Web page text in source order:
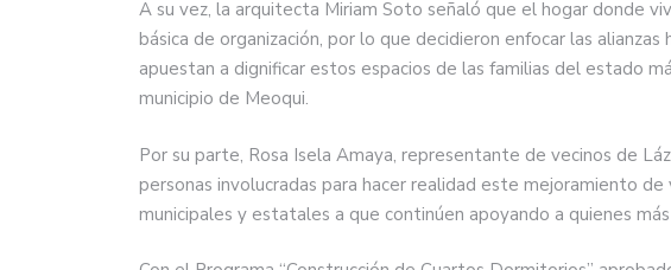
A su vez, la arquitecta Miriam Soto señaló que el hogar donde
básica de organización, por lo que decidieron enfocar las
apuestan a dignificar estos espacios de las familias del estado
municipio de Meoqui.
Por su parte, Rosa Isela Amaya, representante de vecinos de
personas involucradas para hacer realidad este mejoramiento
municipales y estatales a que continúen apoyando a quienes